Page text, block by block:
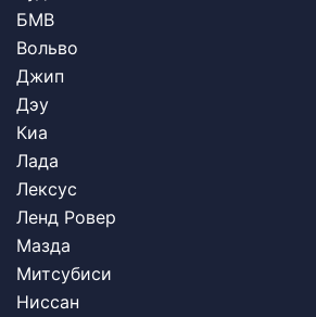
БМВ
Вольво
Джип
Дэу
Киа
Лада
Лексус
Ленд Ровер
Мазда
Митсубиси
Ниссан